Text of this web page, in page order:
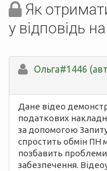
Як
у відповідь
Ольга#1446
Дане відео
податкових
за допомогою
спростить обмін ПН
позбавить проблеми
забезпечення.